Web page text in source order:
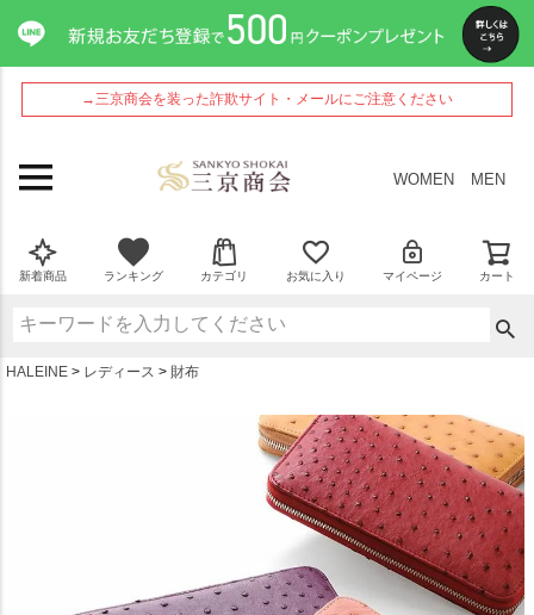
→三京商会を装った詐欺サイト・メールにご注意ください
WOMEN MEN
新着商品 ランキング カテゴリ お気に入り マイページ カート
HALEINE レディース 財布
ペー
ジト
ップ
へ